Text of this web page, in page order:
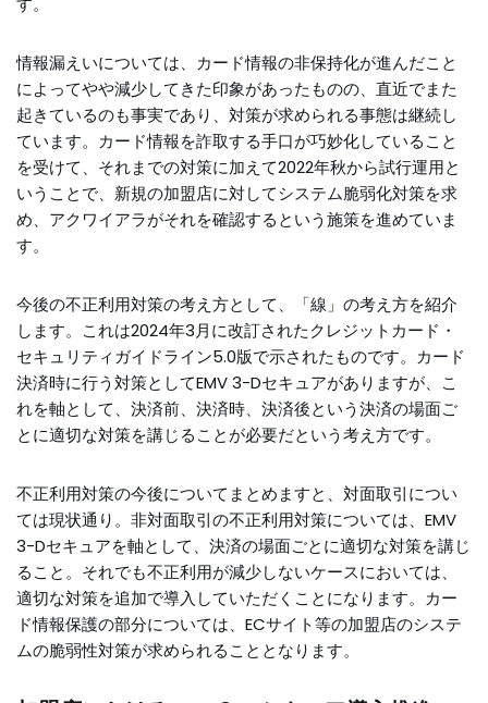
情報漏えいについては、カード情報の非保持化が進んだこと
によってやや減少してきた印象があったものの、直近でまた
起きているのも事実であり、対策が求められる事態は継続し
ています。カード情報を詐取する手口が巧妙化していること
を受けて、それまでの対策に加えて2022年秋から試行運用と
いうことで、新規の加盟店に対してシステム脆弱化対策を求
め、アクワイアラがそれを確認するという施策を進めていま
す。
今後の不正利用対策の考え方として、「線」の考え方を紹介
します。これは2024年3月に改訂されたクレジットカード・
セキュリティガイドライン5.0版で示されたものです。カード
決済時に行う対策としてEMV 3-Dセキュアがありますが、こ
れを軸として、決済前、決済時、決済後という決済の場面ご
とに適切な対策を講じることが必要だという考え方です。
不正利用対策の今後についてまとめますと、対面取引につい
ては現状通り。非対面取引の不正利用対策については、EMV
3-Dセキュアを軸として、決済の場面ごとに適切な対策を講じ
ること。それでも不正利用が減少しないケースにおいては、
適切な対策を追加で導入していただくことになります。カー
ド情報保護の部分については、ECサイト等の加盟店のシステ
ムの脆弱性対策が求められることとなります。